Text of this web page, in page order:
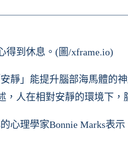
得到休息。(圖/xframe.io)
靜」能提升腦部海馬體的
，人在相對安靜的環境下
心理學家Bonnie Marks表